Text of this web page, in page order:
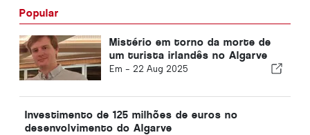
Popular
Mistério em torno da morte de
um turista irlandês no Algarve
Em - 22 Aug 2025
Investimento de 125 milhões de euros no
desenvolvimento do Algarve